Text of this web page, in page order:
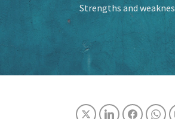
Strengths and